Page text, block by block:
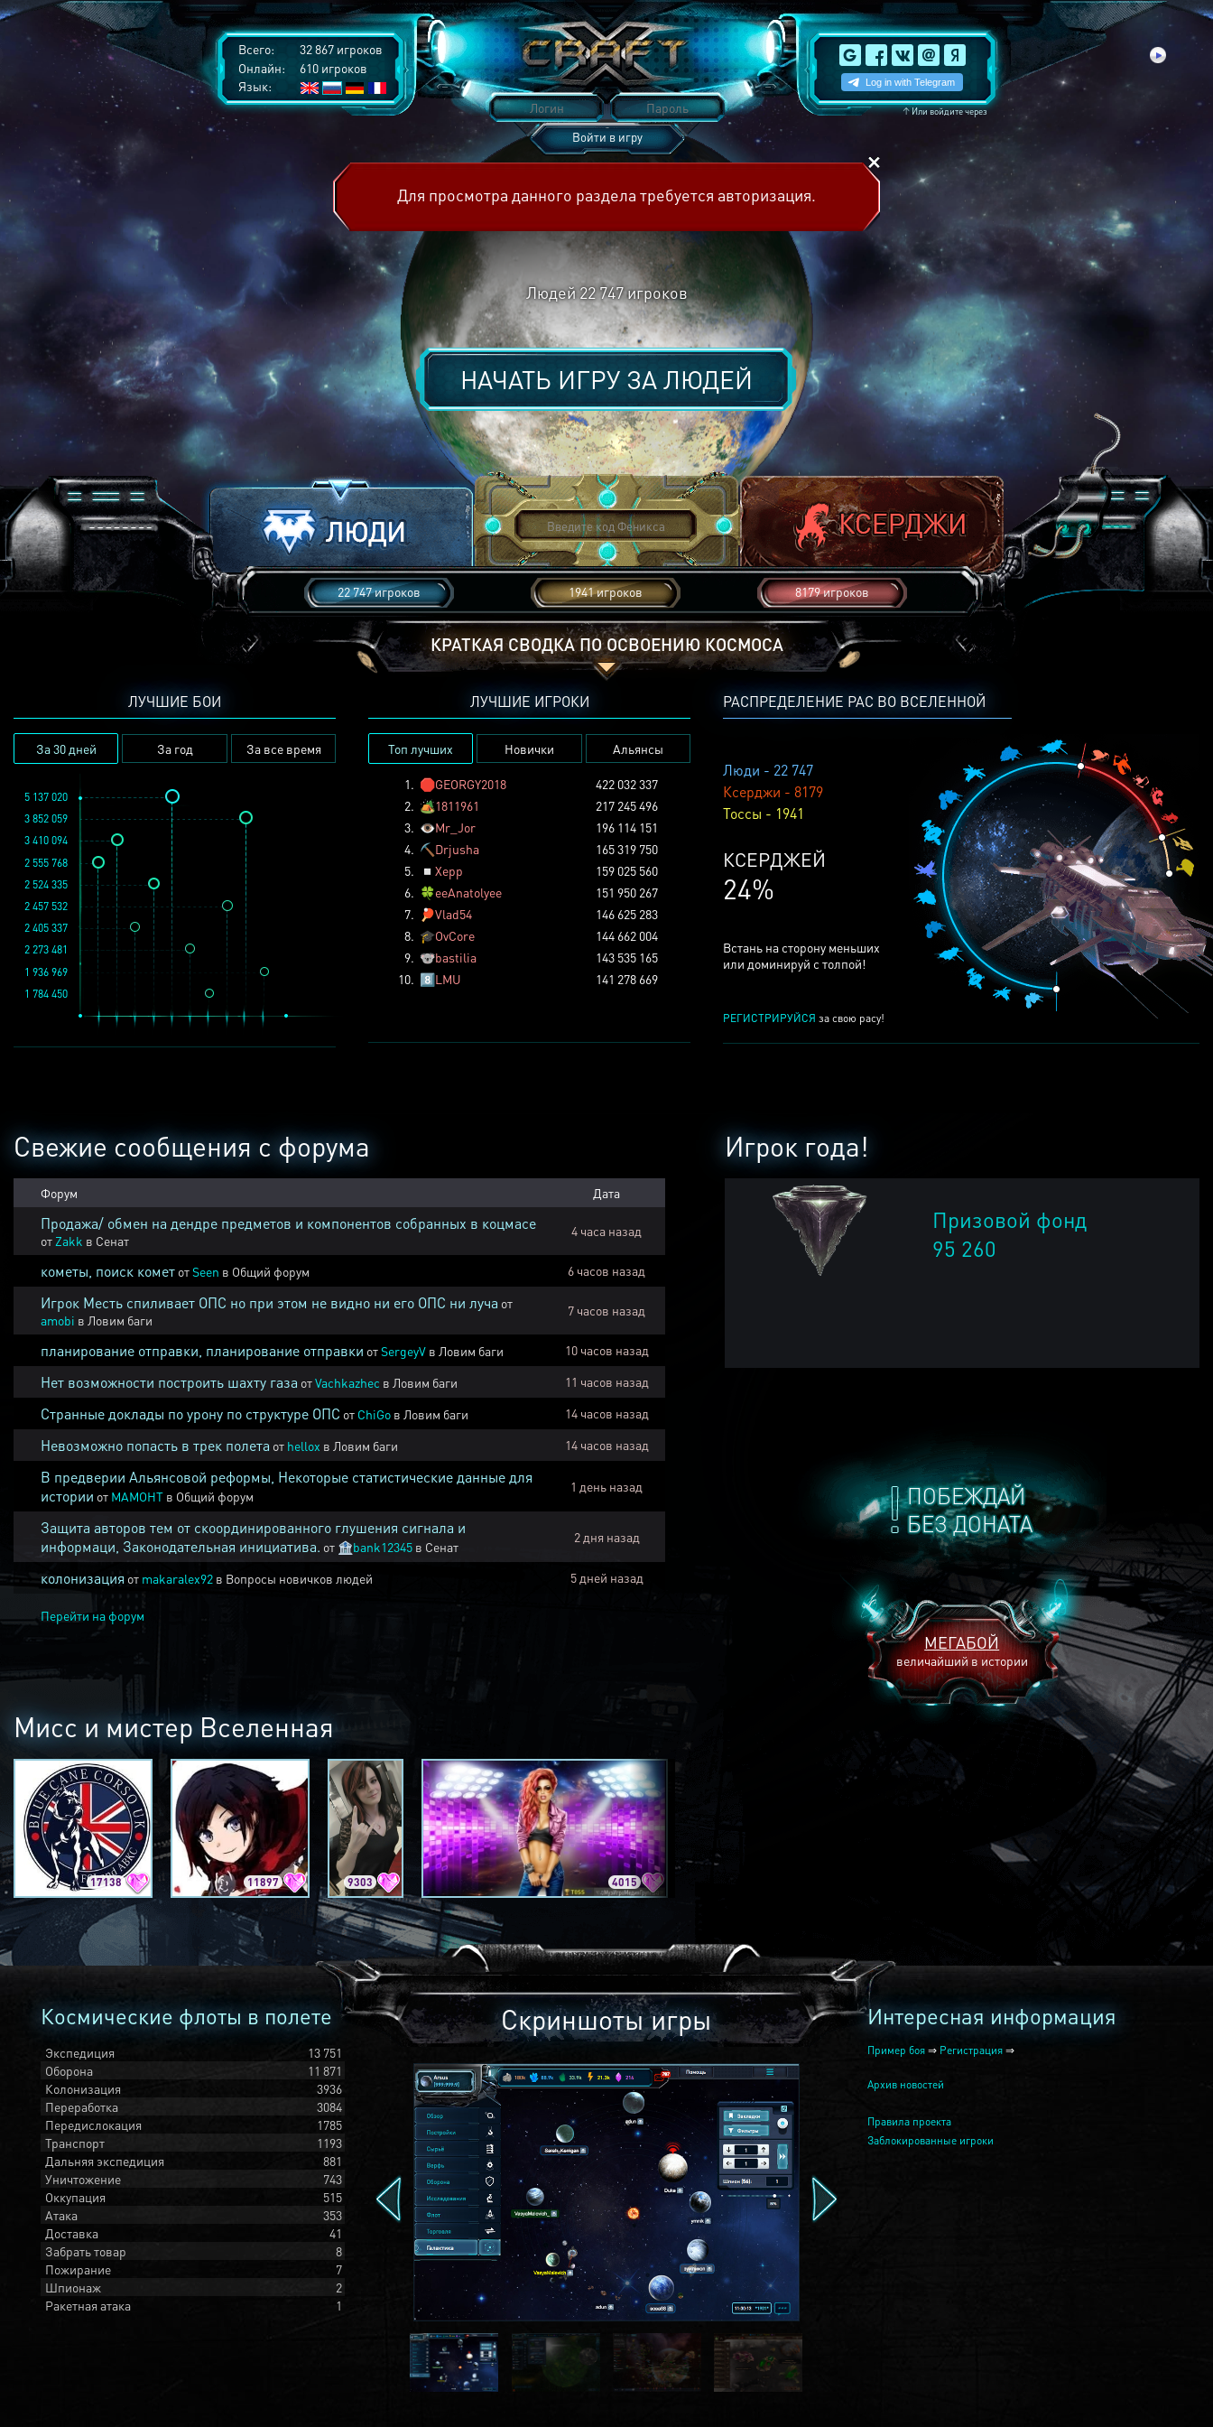
Всего:
32 867 игроков
Онлайн:
610 игроков
Язык:
↑Или войдите через
Войти в игру
Для просмотра данного раздела требуется авторизация.
Людей 22 747игроков
НАЧАТЬ ИГРУ ЗАЛЮДЕЙ
22 747 игроков 1941 игроков 8179 игроков
КРАТКАЯ СВОДКА ПО ОСВОЕНИЮ КОСМОСА
РАСПРЕДЕЛЕНИЕ РАС ВО ВСЕЛЕННОЙ
Люди - 22 747
Ксерджи - 8179
Тоссы - 1941
КСЕРДЖЕЙ
24%
Встань на сторону меньших
или доминируй с толпой!
РЕГИСТРИРУЙСЯ за свою расу!
ЛУЧШИЕ БОИ
За 30 дней За год За все время
1 936 969
3 852 059
2 457 532
1 784 450
2 273 481
5 137 020
2 524 335
2 405 337
3 410 094
2 555 768
ЛУЧШИЕ ИГРОКИ
Топ лучших Новички Альянсы
1. 🛑GEORGY2018
422 032 337
2. 🏕️1811961
217 245 496
3. 👁️Mr_Jor
196 114 151
4. ⛏️ Drjusha
165 319 750
5.
◽ Xepp
159 025 560
6. 🍀eeAnatolyee
151 950 267
7.
🏓Vlad54
146 625 283
8. 🎓OvCore
144 662 004
9. 🐨bastilia
143 535 165
10. 8️⃣LMU 141 278 669
ПОБЕЖДАЙ
БЕЗ ДОНАТА
МЕГАБОЙ
величайший в истории
Игрок года!
Призовой фонд
95 260
Свежие сообщения с форума
Форум Дата
Продажа/ обмен на дендре предметов и компонентов собранных в коцмасе
от Zakk в Сенат
4 часа назад
кометы, поиск комет отSeen в Общий форум 6 часов назад
Игрок Месть спиливает ОПС но при этом не видно ни его ОПС ни луча от
amobi в Ловим баги
7 часов назад
планирование отправки, планирование отправки отSergeyV в Ловим баги 10 часов назад
Нет возможности построить шахту газа отVachkazhec в Ловим баги 11 часов назад
Странные доклады по урону по структуре ОПС от ChiGo в Ловим баги 14 часов назад
Невозможно попасть в трек полета от hellox в Ловим баги 14 часов назад
В предверии Альянсовой реформы, Некоторые статистические данные для
истории от MAMOHT в Общий форум
1 день назад
Защита авторов тем от скоординированного глушения сигнала и
информаци, Законодательная инициатива. от 🏦bank12345 в Сенат
2 дня назад
колонизация от makaralex92 в Вопросы новичков людей 5 дней назад
Перейти на форум
Мисс и мистер Вселенная
17138 11897 9303 4015 2240
Космические флоты в полете
Экспедиция
13 751
Оборона
11 871
Колонизация
3936
Переработка
3084
Передислокация
1785
Транспорт
1193
Дальняя экспедиция
881
Уничтожение
743
Оккупация
515
Атака
353
Доставка
41
Забрать товар
8
Пожирание
7
Шпионаж
2
Ракетная атака
1
Скриншоты игры Интересная информация
Пример боя ⇒ Регистрация ⇒
Архив новостей
Правила проекта
Заблокированные игроки